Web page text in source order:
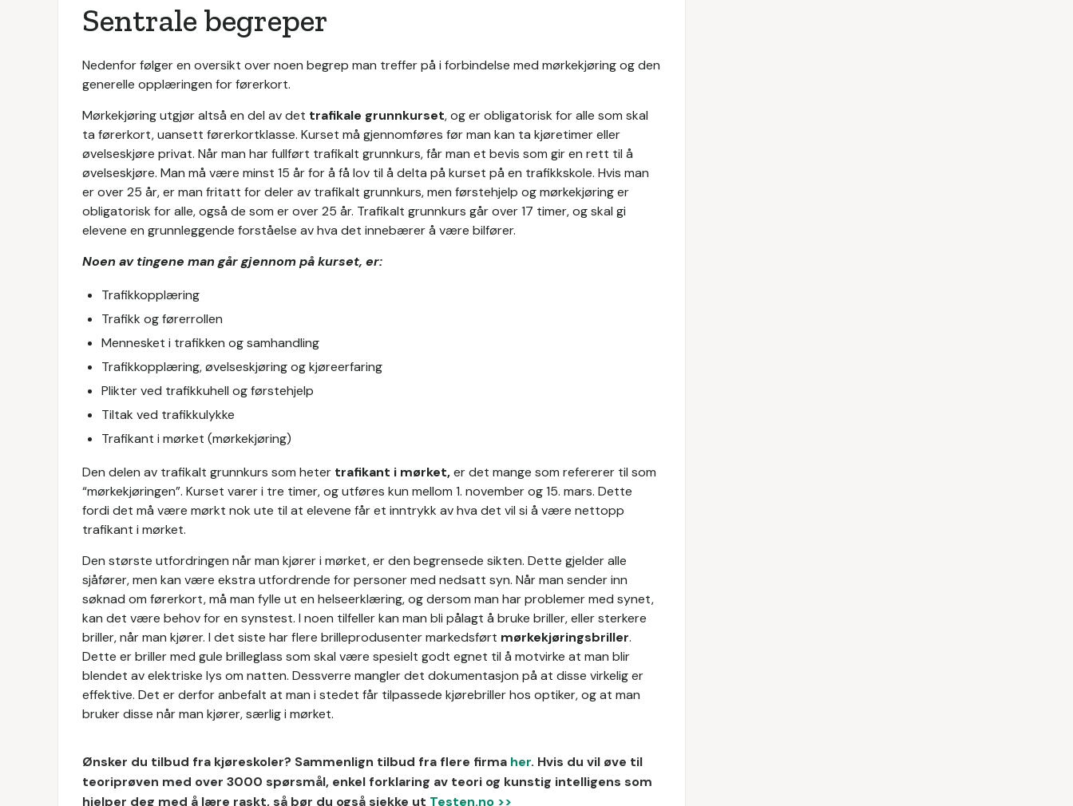
Sentrale begreper
Nedenfor følger en oversikt over noen begrep man treffer på i forbindelse med mørkekjøring og den
generelle opplæringen for førerkort.
Mørkekjøring utgjør altså en del av det trafikale grunnkurset, og er obligatorisk for alle som skal
ta førerkort, uansett førerkortklasse. Kurset må gjennomføres før man kan ta kjøretimer eller
øvelseskjøre privat. Når man har fullført trafikalt grunnkurs, får man et bevis som gir en rett til å
øvelseskjøre. Man må være minst 15 år for å få lov til å delta på kurset på en trafikkskole. Hvis man
er over 25 år, er man fritatt for deler av trafikalt grunnkurs, men førstehjelp og mørkekjøring er
obligatorisk for alle, også de som er over 25 år. Trafikalt grunnkurs går over 17 timer, og skal gi
elevene en grunnleggende forståelse av hva det innebærer å være bilfører.
Noen av tingene man går gjennom på kurset, er:
Trafikkopplæring
Trafikk og førerrollen
Mennesket i trafikken og samhandling
Trafikkopplæring, øvelseskjøring og kjøreerfaring
Plikter ved trafikkuhell og førstehjelp
Tiltak ved trafikkulykke
Trafikant i mørket (mørkekjøring)
Den delen av trafikalt grunnkurs som heter trafikant i mørket,er det mange som refererer til som
“mørkekjøringen”. Kurset varer i tre timer, og utføres kun mellom 1. november og 15. mars. Dette
fordi det må være mørkt nok ute til at elevene får et inntrykk av hva det vil si å være nettopp
trafikant i mørket.
Den største utfordringen når man kjører i mørket, er den begrensede sikten. Dette gjelder alle
sjåfører, men kan være ekstra utfordrende for personer med nedsatt syn. Når man sender inn
søknad om førerkort, må man fylle ut en helseerklæring, og dersom man har problemer med synet,
kan det være behov for en synstest. I noen tilfeller kan man bli pålagt å bruke briller, eller sterkere
briller, når man kjører. I det siste har flere brilleprodusenter markedsført mørkekjøringsbriller.
Dette er briller med gule brilleglass som skal være spesielt godt egnet til å motvirke at man blir
blendet av elektriske lys om natten. Dessverre mangler det dokumentasjon på at disse virkelig er
effektive. Det er derfor anbefalt at man i stedet får tilpassede kjørebriller hos optiker, og at man
bruker disse når man kjører, særlig i mørket.
Ønsker du tilbud fra kjøreskoler? Sammenlign tilbud fra flere firma her. Hvis du vil øve til
teoriprøven med over 3000 spørsmål, enkel forklaring av teori og kunstig intelligens som
hjelper deg med å lære raskt, så bør du også sjekke ut Testen.no >>